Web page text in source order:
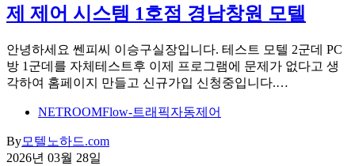
제 제어 시스템 1호점 경남창원 모텔
안녕하세요 쎈피씨 이승구실장입니다. 테스트 모텔 2군데 PC
방 1군데를 자체테스트후 이제 프로그램에 문제가 없다고 생
각하여 홈페이지 만들고 신규가입 신청중입니다.…
NETROOMFlow-트래픽자동제어
By모텔노하드.com
2026년 03월 28일